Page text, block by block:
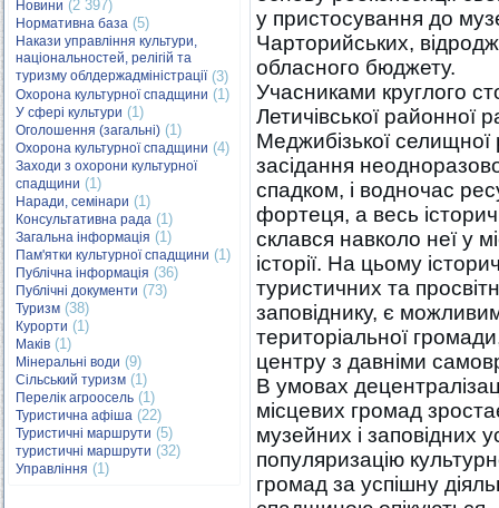
Новини (2 397)
Нормативна база (5)
Накази управління культури,
національностей, релігій та
туризму облдержадміністрації(3)
Охорона культурної спадщини (1)
У сфері культури (1)
Оголошення (загальні) (1)
Охорона культурної спадщини (4)
Заходи з охорони культурної
спадщини (1)
Наради, семінари (1)
Консультативна рада (1)
Загальна інформація (1)
Пам'ятки культурної спадщини (1)
Публічна інформація (36)
Публічні документи (73)
Туризм (38)
Курорти (1)
Маків (1)
Мінеральні води (9)
Сільський туризм (1)
Перелік агроосель (1)
Туристична афіша (22)
Туристичні маршрути (5)
туристичні маршрути (32)
Управління (1)
у пристосування до
Чарторийських,
обласного бюджету.
Учасниками круглого
Летичівської
Меджибізької
засідання
спадком, і водночас
фортеця, а весь
склався навколо неї у
історії. На цьому
туристичних та
заповіднику, є
територіальної
центру з давніми
В умовах
місцевих громад
музейних і заповідних
популяризацію
громад за успішну